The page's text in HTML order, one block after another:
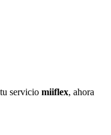
servicio miiflex, ahora